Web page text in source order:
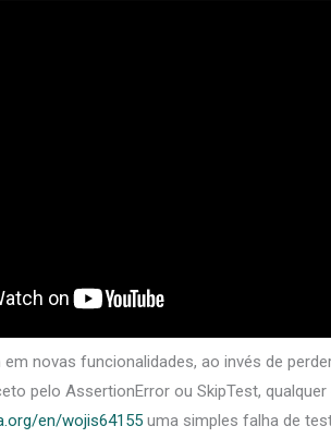
novas funcionalidades, ao invés de
pelo AssertionError ou SkipTest,
en/wojis64155 uma simples falha de